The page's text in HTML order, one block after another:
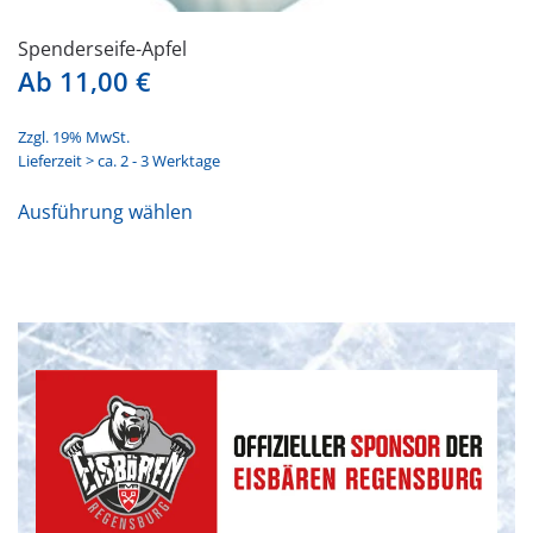
Spenderseife-Apfel
Ab 11,00 €
Zzgl. 19% MwSt.
Lieferzeit > ca. 2 - 3 Werktage
Ausführung wählen
auf.
Die
können
auf